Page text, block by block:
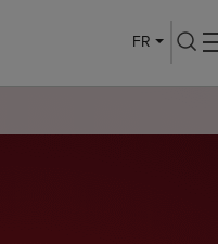
FR